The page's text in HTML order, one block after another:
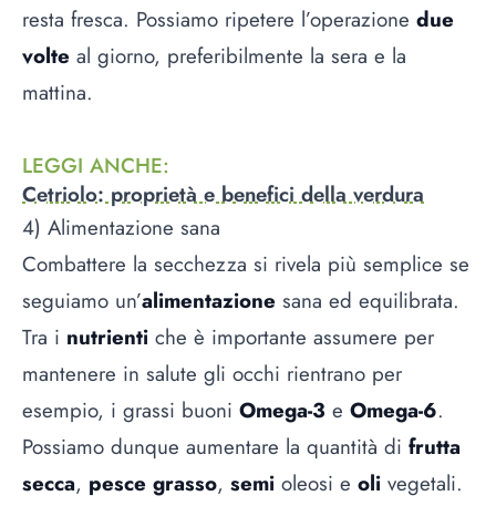
resta fresca. Possiamo ripetere l’operazione due
volte al giorno, preferibilmente la sera e la
mattina.
LEGGI ANCHE:
Cetriolo: proprietà e benefici della verdura
4) Alimentazione sana
Combattere la secchezza si rivela più semplice se
seguiamo un’alimentazione sana ed equilibrata.
Tra i nutrienti che è importante assumere per
mantenere in salute gli occhi rientrano per
esempio, i grassi buoni Omega-3 e Omega-6.
Possiamo dunque aumentare la quantità di frutta
secca, pesce grasso, semi oleosi e oli vegetali.